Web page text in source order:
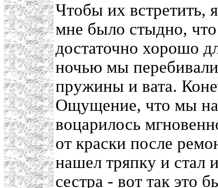
Чтобы их встретить,
мне было стыдно,
достаточно хорошо
ночью мы
пружины и вата.
Ощущение, что мы
воцарилось
от краски после
нашел тряпку и стал
сестра - вот так это